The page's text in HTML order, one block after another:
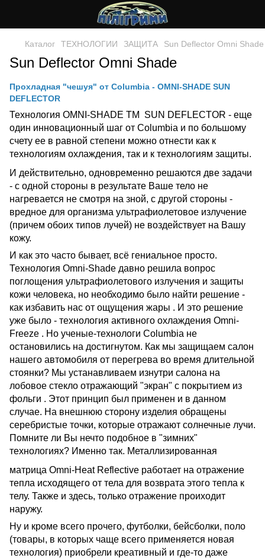
Каталог ТЕХНОЛОГИИ ЗАЩИТА Sun Deflector Omni Shade
Sun Deflector Omni Shade
Прохладная "чешуя" от Columbia - OMNI-SHADE SUN
DEFLECTOR
Технология OMNI-SHADE TM SUN DEFLECTOR - еще
один инновационный шаг от Columbia и по большому
счету ее в равной степени можно отнести как к
технологиям охлаждения, так и к технологиям защиты.
И действительно, одновременно решаются две задачи
- с одной стороны в результате Ваше тело не
нагревается не смотря на зной, с другой стороны -
вредное для организма ультрафиолетовое излучение
(причем обоих типов лучей) не воздействует на Вашу
кожу.
И как это часто бывает, всё гениальное просто.
Технология Omni-Shade давно решила вопрос
поглощения ультрафиолетового излучения и защиты
кожи человека, но необходимо было найти решение -
как избавить нас от ощущения жары . И это решение
уже было - технология активного охлаждения Omni-
Freeze . Но ученые-технологи Columbia не
остановились на достигнутом. Как мы защищаем салон
нашего автомобиля от перегрева во время длительной
стоянки? Мы устанавливаем изнутри салона на
лобовое стекло отражающий "экран" с покрытием из
фольги . Этот принцип был применен и в данном
случае. На внешнюю сторону изделия обращены
серебристые точки, которые отражают солнечные лучи.
Помните ли Вы нечто подобное в "зимних"
технологиях? Именно так. Металлизированная
матрица Omni-Heat Reflective работает на отражение
тепла исходящего от тела для возврата этого тепла к
телу. Также и здесь, только отражение проиходит
наружу.
Ну и кроме всего прочего, футболки, бейсболки, поло
(товары, в которых чаще всего применяется новая
технология) приобрели креативный и где-то даже